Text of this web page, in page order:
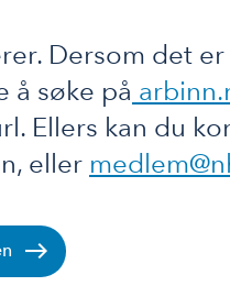
Dersom det
å søke på
Ellers kan du
eller